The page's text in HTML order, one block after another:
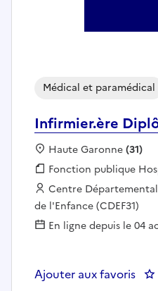
Infirmier.ère
Médical et paramédical
Localisation :
Haute Garonne(31)
Fonction publique :
Fonction publique
Employeur :
Centre
de l'Enfance (CDEF31)
En ligne depuis le 04
Ajouter aux favoris :